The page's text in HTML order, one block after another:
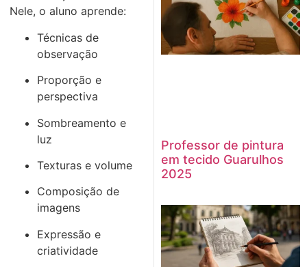
Nele, o aluno aprende:
Técnicas de
observação
Proporção e
perspectiva
Sombreamento e
luz
Texturas e volume
Composição de
imagens
Expressão e
criatividade
Professor de pintura
em tecido Guarulhos
2025